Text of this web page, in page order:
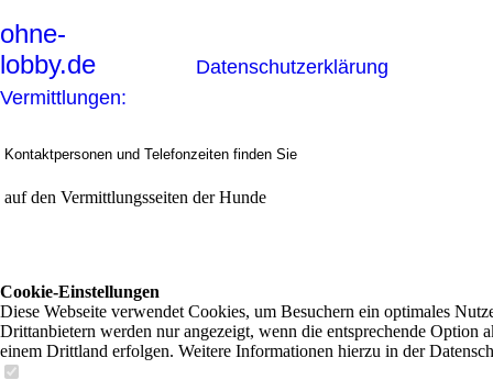
ohne-
lobby.de
Datenschutzerklärung
Vermittlungen:
Kontaktpersonen und Telefonzeiten finden Sie
auf den Vermittlungsseiten der Hunde
Cookie-Einstellungen
Diese Webseite verwendet Cookies, um Besuchern ein optimales
Drittanbietern werden nur angezeigt, wenn die entsprechende Option
einem Drittland erfolgen. Weitere Informationen hierzu in der